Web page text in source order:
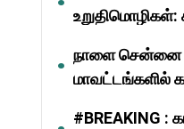
நாளை சென்னை
மாவட்டங்களில்
#BREAKING :